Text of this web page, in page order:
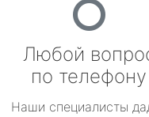
Любой
по телефону
Наши специалисты